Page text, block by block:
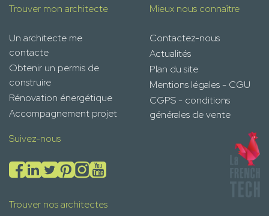
Trouver mon architecte
Un architecte me
contacte
Obtenir un permis de
construire
Rénovation énergétique
Accompagnement projet
Mieux nous connaître
Contactez-nous
Actualités
Plan du site
Mentions légales - CGU
CGPS - conditions
générales de vente
Suivez-nous
Trouver nos architectes